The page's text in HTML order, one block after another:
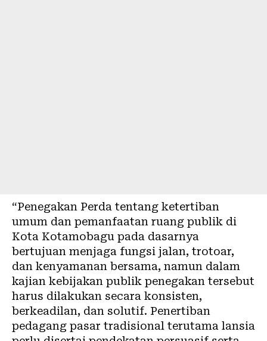
“Penegakan Perda tentang ketertiban
umum dan pemanfaatan ruang publik di
Kota Kotamobagu pada dasarnya
bertujuan menjaga fungsi jalan, trotoar,
dan kenyamanan bersama, namun dalam
kajian kebijakan publik penegakan tersebut
harus dilakukan secara konsisten,
berkeadilan, dan solutif. Penertiban
pedagang pasar tradisional terutama lansia